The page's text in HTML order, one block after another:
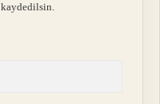
kaydedilsin.